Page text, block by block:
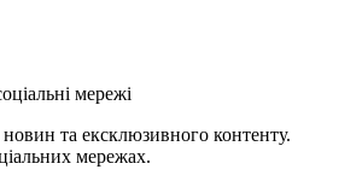
мережі
новин та ексклюзивного контенту.
мережах.